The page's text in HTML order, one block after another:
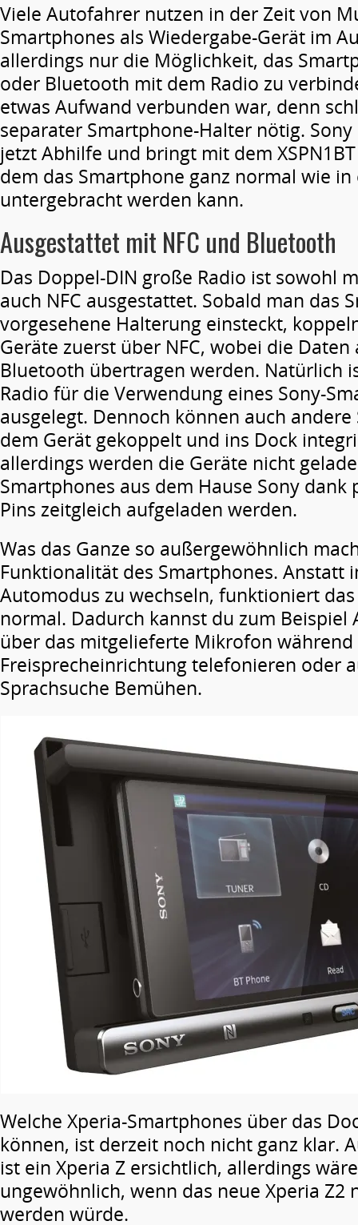
Viele Autofahrer nutzen in der Zeit von
Smartphones als Wiedergabe-Gerät im
allerdings nur die Möglichkeit, das
oder Bluetooth mit dem Radio zu
etwas Aufwand verbunden war, denn
separater Smartphone-Halter nötig.
jetzt Abhilfe und bringt mit dem
dem das Smartphone ganz normal wie in
untergebracht werden kann.
Ausgestattet mit NFC und Bluetooth
Das Doppel-DIN große Radio ist sowohl
auch NFC ausgestattet. Sobald man das
vorgesehene Halterung einsteckt,
Geräte zuerst über NFC, wobei die
Bluetooth übertragen werden. Natürlich
Radio für die Verwendung eines Sony-
ausgelegt. Dennoch können auch
dem Gerät gekoppelt und ins Dock
allerdings werden die Geräte nicht
Smartphones aus dem Hause Sony dank
Pins zeitgleich aufgeladen werden.
Was das Ganze so außergewöhnlich
Funktionalität des Smartphones. Anstatt
Automodus zu wechseln, funktioniert
normal. Dadurch kannst du zum
über das mitgelieferte Mikrofon
Freisprecheinrichtung telefonieren oder
Sprachsuche Bemühen.
Welche Xperia-Smartphones über das
können, ist derzeit noch nicht ganz klar.
ist ein Xperia Z ersichtlich, allerdings
ungewöhnlich, wenn das neue Xperia Z2
werden würde.